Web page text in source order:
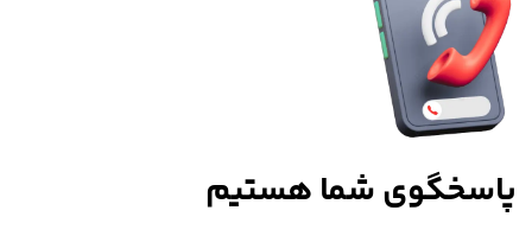
پاسخگوی شما هستیم